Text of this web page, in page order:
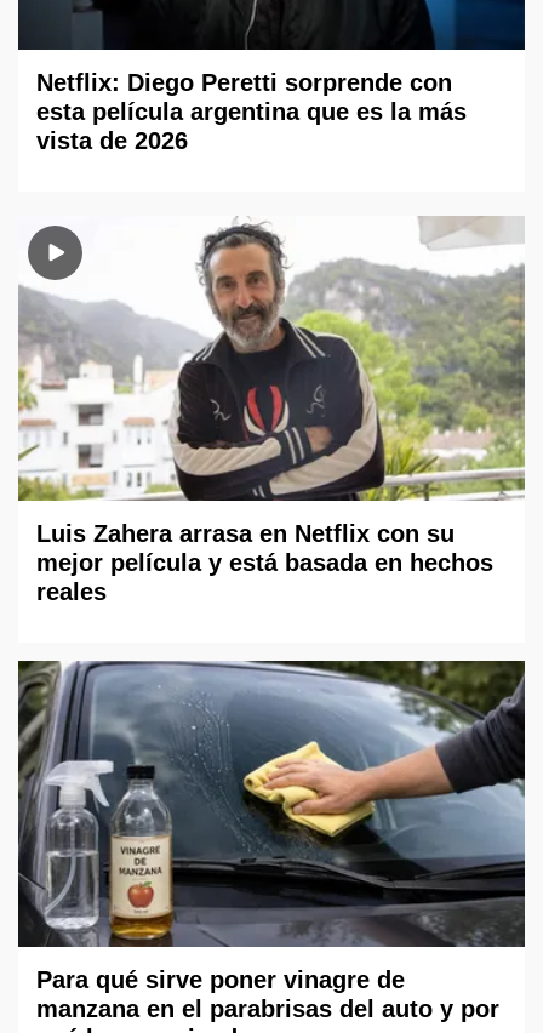
Netflix: Diego Peretti sorprende con
esta película argentina que es la más
vista de 2026
Luis Zahera arrasa en Netflix con su
mejor película y está basada en hechos
reales
Para qué sirve poner vinagre de
manzana en el parabrisas del auto y por